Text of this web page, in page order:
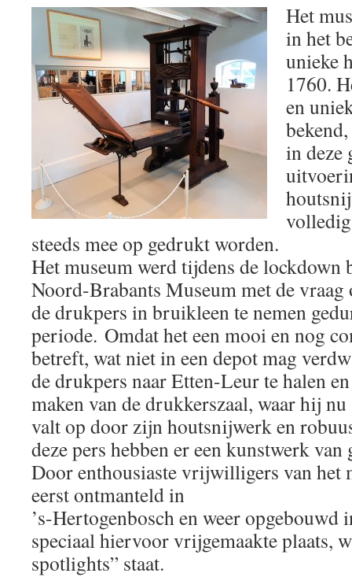
Het
in het
unieke
1760.
en
in deze
steeds mee op gedrukt worden.
Het museum werd tijdens de lockdown
Noord-Brabants Museum met de vraag
de drukpers in bruikleen te nemen
periode. Omdat het een mooi en nog
betreft, wat niet in een depot mag
de drukpers naar Etten-Leur te halen
maken van de drukkerszaal, waar hij
valt op door zijn houtsnijwerk en
deze pers hebben er een kunstwerk van
Door enthousiaste vrijwilligers van het
eerst ontmanteld in
’s-Hertogenbosch en weer opgebouwd
speciaal hiervoor vrijgemaakte plaats,
spotlights” staat.